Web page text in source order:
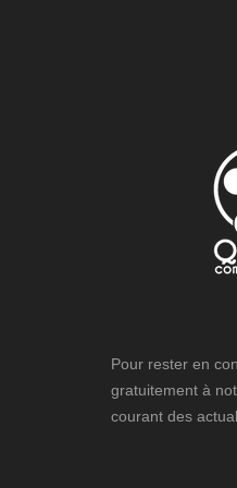
Pour rester en
gratuitement à
courant des